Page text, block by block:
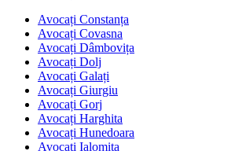
Avocați Constanța
Avocați Covasna
Avocați Dâmbovița
Avocați Dolj
Avocați Galați
Avocați Giurgiu
Avocați Gorj
Avocați Harghita
Avocați Hunedoara
Avocați Ialomița